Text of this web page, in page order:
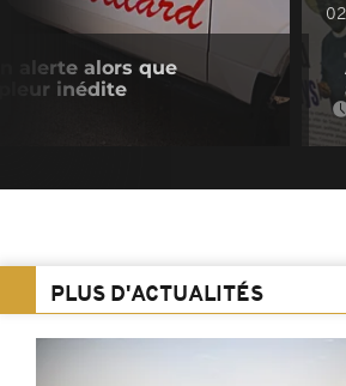
alerte alors que
inédite
PLUS D'ACTUALITÉS